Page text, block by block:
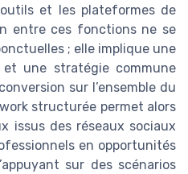
et les plateformes de
entre ces fonctions ne se
; elle implique une
une stratégie commune
sur l’ensemble du
structurée permet alors
issus des réseaux sociaux
en opportunités
sur des scénarios